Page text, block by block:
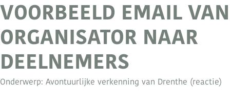
VOORBEELD EMAIL VAN
ORGANISATOR NAAR
DEELNEMERS
Onderwerp: Avontuurlijke verkenning van Drenthe (reactie)